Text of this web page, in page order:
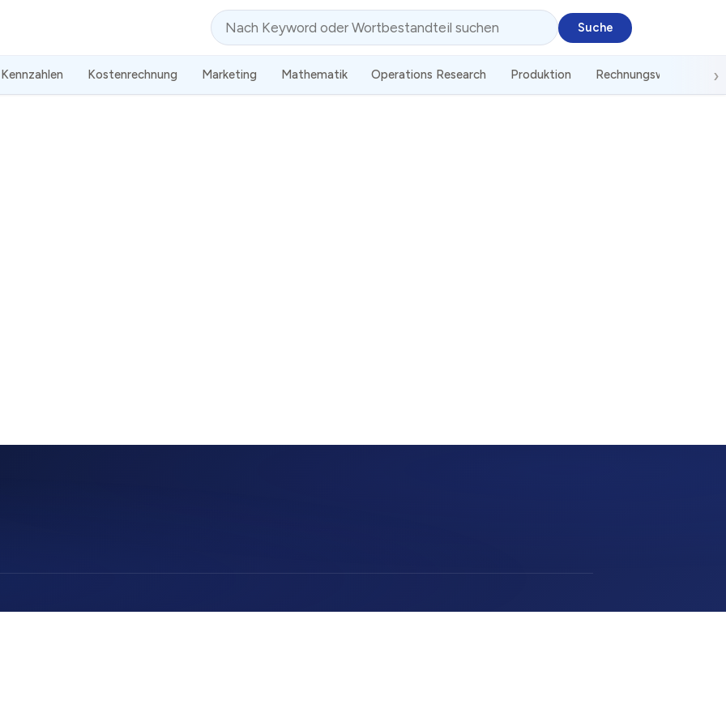
Suche
Kennzahlen Kostenrechnung Marketing Mathematik Operations Research Produktion Rechnungswesen